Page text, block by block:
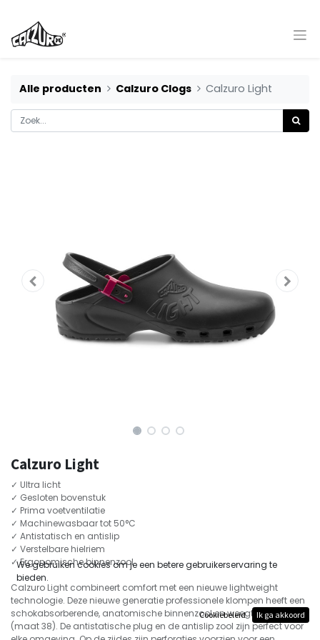
Alle producten Calzuro Clogs Calzuro Light
Calzuro Light
✓ Ultra licht
✓ Gesloten bovenstuk
✓ Prima voetventilatie
✓ Machinewasbaar tot 50°C
✓ Antistatisch en antislip
✓ Verstelbare hielriem
✓ Ergonomische binnenzool
Calzuro Light combineert comfort met een nieuwe lightweight
technologie. Deze nieuwe generatie professionele klompen heeft een
schokabsorberende, anatomische binnenzool en weegt maar 210gr
(maat 38). De antistatische plug en de antislip zool zijn perfect voor
We gebruiken cookies om je een betere gebruikerservaring te
bieden.
Cookiebeleid Ik ga akkoord